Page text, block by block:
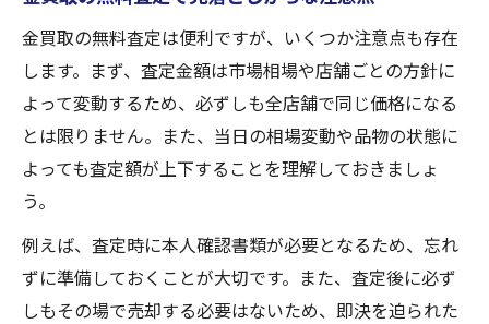
金買取の無料査定は便利ですが、いくつか注意点も存在
します。まず、査定金額は市場相場や店舗ごとの方針に
よって変動するため、必ずしも全店舗で同じ価格になる
とは限りません。また、当日の相場変動や品物の状態に
よっても査定額が上下することを理解しておきましょ
う。
例えば、査定時に本人確認書類が必要となるため、忘れ
ずに準備しておくことが大切です。また、査定後に必ず
しもその場で売却する必要はないため、即決を迫られた